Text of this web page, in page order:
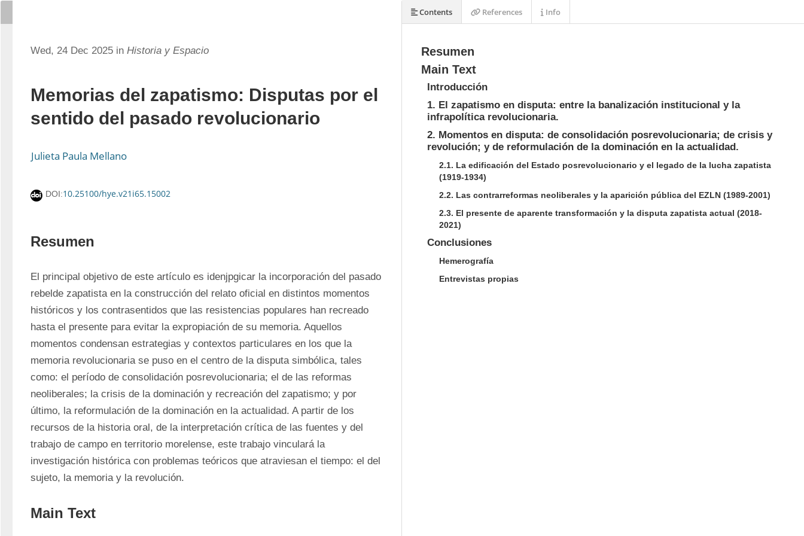
Wed, 24 Dec 2025 in Historia y Espacio
Memorias del zapatismo: Disputas por el
sentido del pasado revolucionario
Julieta Paula Mellano
DOI:10.25100/hye.v21i65.15002
Resumen
El principal objetivo de este artículo es idenjpgicar la incorporación del pasado
rebelde zapatista en la construcción del relato oficial en distintos momentos
históricos y los contrasentidos que las resistencias populares han recreado
hasta el presente para evitar la expropiación de su memoria. Aquellos
momentos condensan estrategias y contextos particulares en los que la
memoria revolucionaria se puso en el centro de la disputa simbólica, tales
como: el período de consolidación posrevolucionaria; el de las reformas
neoliberales; la crisis de la dominación y recreación del zapatismo; y por
último, la reformulación de la dominación en la actualidad. A partir de los
recursos de la historia oral, de la interpretación crítica de las fuentes y del
trabajo de campo en territorio morelense, este trabajo vinculará la
investigación histórica con problemas teóricos que atraviesan el tiempo: el del
sujeto, la memoria y la revolución.
Main Text
Resumen
Main Text
Introducción
1. El zapatismo en disputa: entre la banalización institucional y la
infrapolítica revolucionaria.
2. Momentos en disputa: de consolidación posrevolucionaria; de crisis y
revolución; y de reformulación de la dominación en la actualidad.
2.1. La edificación del Estado posrevolucionario y el legado de la lucha zapatista
(1919-1934)
2.2. Las contrarreformas neoliberales y la aparición pública del EZLN (1989-2001)
2.3. El presente de aparente transformación y la disputa zapatista actual (2018-
2021)
Conclusiones
Hemerografía
Entrevistas propias
Contents References Info